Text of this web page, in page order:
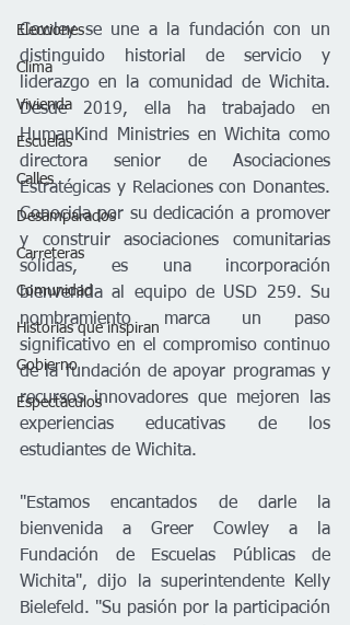
Elecciones
Clima
Vivienda
Escuelas
Calles
Desamparados
Carreteras
Comunidad
Historias que inspiran
Gobierno
Espectáculos
Cowley se une a la fundación con un
distinguido historial de servicio y
liderazgo en la comunidad de Wichita.
Desde 2019, ella ha trabajado en
HumanKind Ministries en Wichita como
directora senior de Asociaciones
Estratégicas y Relaciones con Donantes.
Conocida por su dedicación a promover
y construir asociaciones comunitarias
sólidas, es una incorporación
bienvenida al equipo de USD 259. Su
nombramiento marca un paso
significativo en el compromiso continuo
de la fundación de apoyar programas y
recursos innovadores que mejoren las
experiencias educativas de los
estudiantes de Wichita.
"Estamos encantados de darle la
bienvenida a Greer Cowley a la
Fundación de Escuelas Públicas de
Wichita", dijo la superintendente Kelly
Bielefeld. "Su pasión por la participación